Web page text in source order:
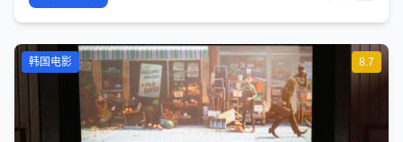
8.7
韩国电影